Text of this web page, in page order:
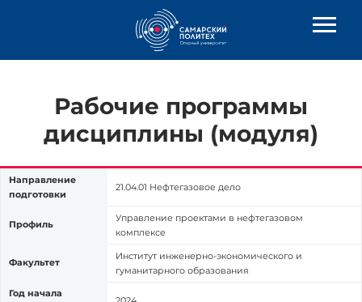
Рабочие программы
дисциплины (модуля)
Направление
подготовки
21.04.01 Нефтегазовое дело
Профиль
Управление проектами в нефтегазовом
комплексе
Факультет
Институт инженерно-экономического и
гуманитарного образования
Год начала